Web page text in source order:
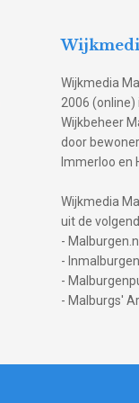
Wijkmedia
2006
Wijkbeheer
door
Immerloo en
Wijkmedia
uit de
- Malburgen.nl
-
-
- Malburgs'